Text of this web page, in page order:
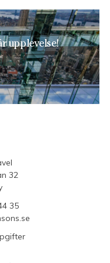
upplevelse!
32
35